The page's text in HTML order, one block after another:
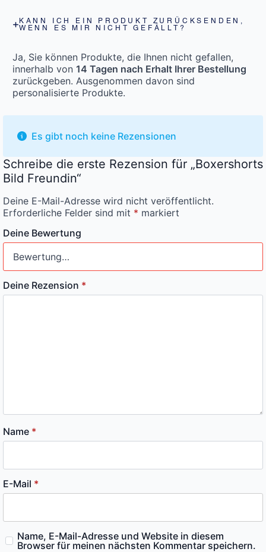
KANN ICH EIN PRODUKT ZURÜCKSENDEN,
WENN ES MIR NICHT GEFÄLLT?
Ja, Sie können Produkte, die Ihnen nicht gefallen,
innerhalb von 14 Tagen nach Erhalt Ihrer Bestellung
zurückgeben. Ausgenommen davon sind
personalisierte Produkte.
Es gibt noch keine Rezensionen
Schreibe die erste Rezension für „Boxershorts
Bild Freundin“
Deine E-Mail-Adresse wird nicht veröffentlicht.
Erforderliche Felder sind mit * markiert
Deine Bewertung
Deine Rezension *
Name *
E-Mail *
Name, E-Mail-Adresse und Website in diesem
Browser für meinen nächsten Kommentar speichern.